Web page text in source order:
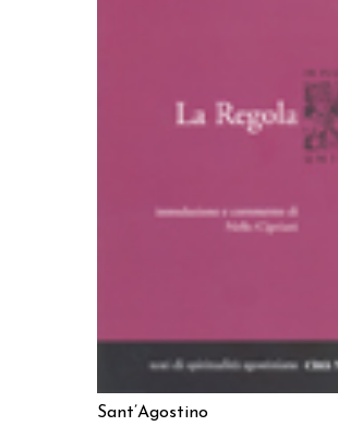
Sant’Agostino